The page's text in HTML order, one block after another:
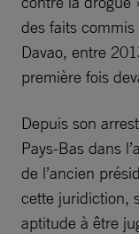
des faits commis
Davao, entre
première fois
Depuis son
Pays-Bas dans
de l’ancien
cette juridiction,
aptitude à être